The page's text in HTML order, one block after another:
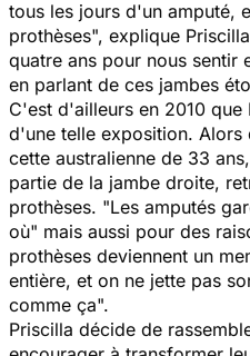
tous les jours d'un amputé,
prothèses", explique
quatre ans pour nous sentir
en parlant de ces jambes
C'est d'ailleurs en 2010
d'une telle exposition. Alors
cette australienne de 33
partie de la jambe droite,
prothèses. "Les amputés
où" mais aussi pour des
prothèses deviennent un
entière, et on ne jette pas
comme ça".
Priscilla décide de